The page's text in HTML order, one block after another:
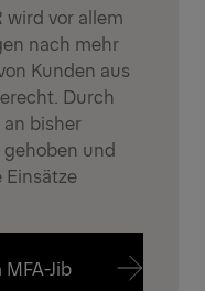
wird vor allem
nach mehr
Kunden aus
Durch
an bisher
und
Jib